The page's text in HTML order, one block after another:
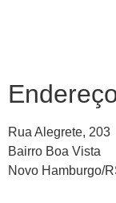
Rua Alegrete, 203
Bairro Boa Vista
Novo Hamburgo/